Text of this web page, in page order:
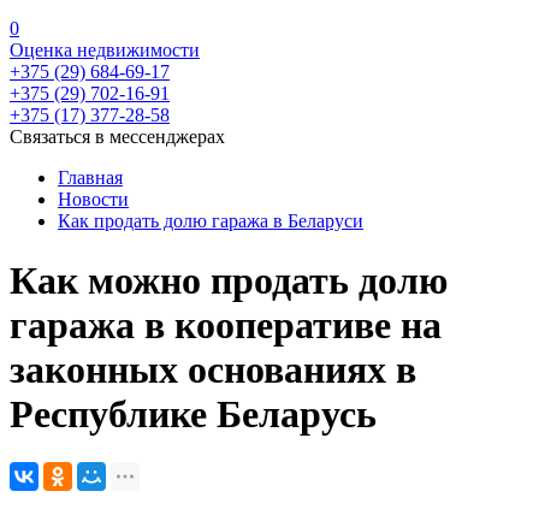
0
Оценка недвижимости
+375 (29) 684-69-17
+375 (29) 702-16-91
+375 (17) 377-28-58
Связаться в мессенджерах
Главная
Новости
Как продать долю гаража в Беларуси
Как можно продать долю
гаража в кооперативе на
законных основаниях в
Республике Беларусь